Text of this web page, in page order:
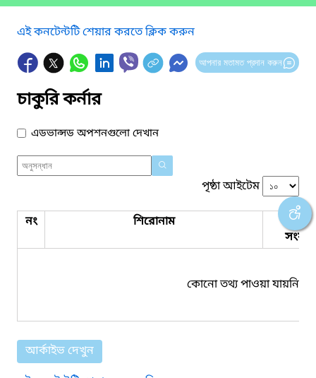
এই কনটেন্টটি শেয়ার করতে ক্লিক করুন
আপনার মতামত প্রদান করুন
চাকুরি কর্নার
এডভান্সড অপশনগুলো দেখান
পৃষ্ঠা আইটেম
নং শিরোনাম
কোনো তথ্য পাওয়া যায়নি।
আর্কাইভ দেখুন